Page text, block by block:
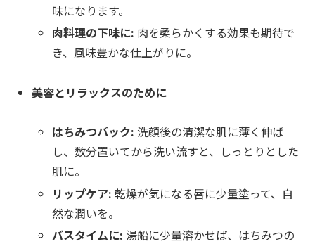
味になります。
肉料理の下味に: 肉を柔らかくする効果も期待で
き、風味豊かな仕上がりに。
美容とリラックスのために
はちみつパック: 洗顔後の清潔な肌に薄く伸ば
し、数分置いてから洗い流すと、しっとりとした
肌に。
リップケア: 乾燥が気になる唇に少量塗って、自
然な潤いを。
バスタイムに: 湯船に少量溶かせば、はちみつの